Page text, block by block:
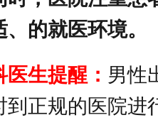
的就医环境。
生提醒： 男性
到正规的医院进